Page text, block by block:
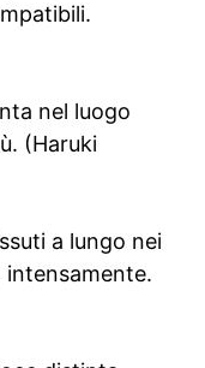
nel luogo
(Haruki
a lungo nei
intensamente.